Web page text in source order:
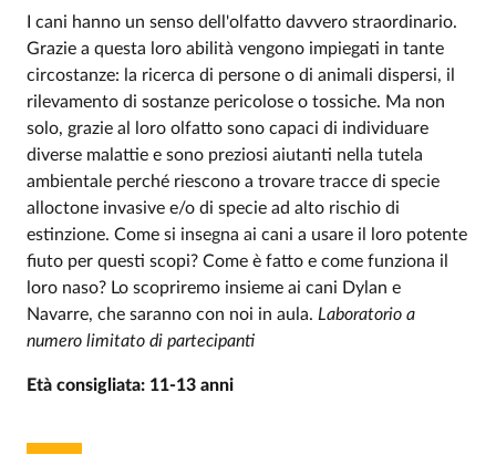
Event description
I cani hanno un senso dell'olfatto davvero straordinario.
Grazie a questa loro abilità vengono impiegati in tante
circostanze: la ricerca di persone o di animali dispersi, il
rilevamento di sostanze pericolose o tossiche. Ma non
solo, grazie al loro olfatto sono capaci di individuare
diverse malattie e sono preziosi aiutanti nella tutela
ambientale perché riescono a trovare tracce di specie
alloctone invasive e/o di specie ad alto rischio di
estinzione. Come si insegna ai cani a usare il loro potente
fiuto per questi scopi? Come è fatto e come funziona il
loro naso? Lo scopriremo insieme ai cani Dylan e
Navarre, che saranno con noi in aula. Laboratorio a
numero limitato di partecipanti
Età consigliata: 11-13 anni